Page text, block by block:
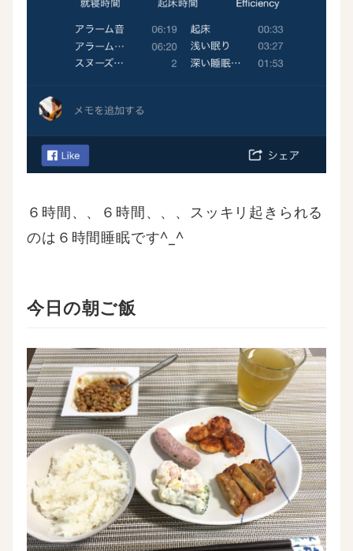
６時間、、６時間、、、スッキリ起きられる
のは６時間睡眠です^_^
今日の朝ご飯